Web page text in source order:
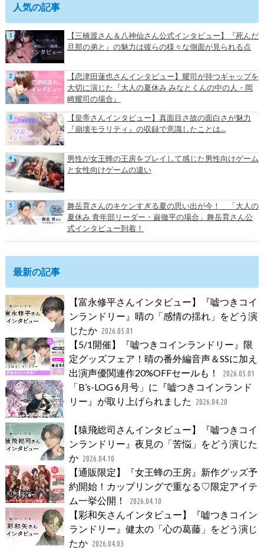
人気の記事
【三橋渡さん＆八神仙さん公式インタビュー】『死んだ
旦那の弟と』の魅力は彼らの様々な側面が見られる点
【恋津田蓮也さんインタビュー】耀司が持つギャップを
大切に演じた『大人の夏休み みなとくんの中の人・岡
崎耀司の場合』
【皇帝さんインタビュー】真面目さ故の面白さが魅力
『崩壊モラリティ』の収録で意識したことは…
男性が女王蜂の王房をプレイして感じた男性向けゲーム
と女性向けゲームの違い
舞岳育さんのキケンすぎる夏の思い出が今！ 「大人の
夏休み 青年部リーダー・巌徹平の場合」舞岳育さん公
式インタビュー到着！
最新の記事
【富永修平さんインタビュー】『嘘つきコイ
ンランドリー』晴の「感情の揺れ」をどう演
じたか 2026.05.01
【5/1開催】『嘘つきコインランドリー』限
定グッズフェア！晴の番外編音声＆SSに加え
出演声優関連作20%OFFセールも！
2026.05.01
「B’s-LOG 6月号」に『嘘つきコインランド
リー』が取り上げられました
2026.04.20
【猿飛総司さんインタビュー】『嘘つきコイ
ンランドリー』夜見の「苦悩」をどう演じた
か 2026.04.10
【通販限定】『女王蜂の王房』新作グッズ予
約開始！カップリングで重なる♡限定アイテ
ム一挙公開！
2026.04.10
【彩和矢さんインタビュー】『嘘つきコイン
ランドリー』健太の「心の葛藤」をどう演じ
たか 2026.04.03